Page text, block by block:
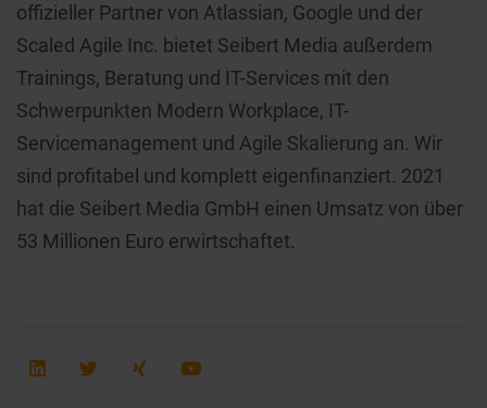
offizieller Partner von Atlassian, Google und der
Scaled Agile Inc. bietet Seibert Media außerdem
Trainings, Beratung und IT-Services mit den
Schwerpunkten Modern Workplace, IT-
Servicemanagement und Agile Skalierung an. Wir
sind profitabel und komplett eigenfinanziert. 2021
hat die Seibert Media GmbH einen Umsatz von über
53 Millionen Euro erwirtschaftet.